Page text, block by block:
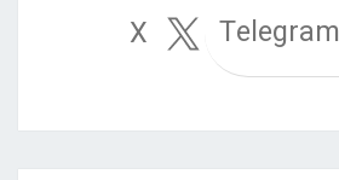
Telegram
X